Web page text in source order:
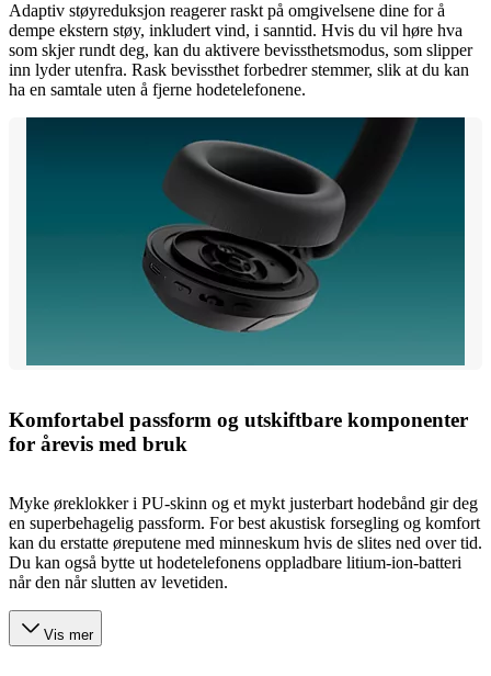
Adaptiv støyreduksjon reagerer raskt på omgivelsene dine for å
dempe ekstern støy, inkludert vind, i sanntid. Hvis du vil høre hva
som skjer rundt deg, kan du aktivere bevissthetsmodus, som slipper
inn lyder utenfra. Rask bevissthet forbedrer stemmer, slik at du kan
ha en samtale uten å fjerne hodetelefonene.
Komfortabel passform og utskiftbare komponenter
for årevis med bruk
Myke øreklokker i PU-skinn og et mykt justerbart hodebånd gir deg
en superbehagelig passform. For best akustisk forsegling og komfort
kan du erstatte øreputene med minneskum hvis de slites ned over tid.
Du kan også bytte ut hodetelefonens oppladbare litium-ion-batteri
når den når slutten av levetiden.
Vis mer